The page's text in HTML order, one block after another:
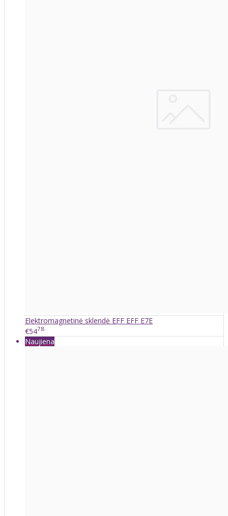
Elektromagnetinė sklendė EFF EFF E7E
€5478
Naujiena